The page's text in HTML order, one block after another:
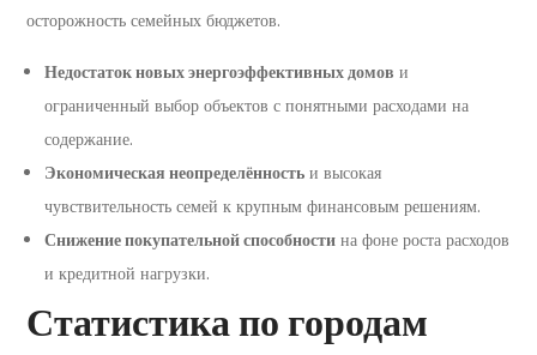
осторожность семейных бюджетов.
Недостаток новых энергоэффективных домов и
ограниченный выбор объектов с понятными расходами на
содержание.
Экономическая неопределённость и высокая
чувствительность семей к крупным финансовым решениям.
Снижение покупательной способности на фоне роста расходов
и кредитной нагрузки.
Статистика по городам